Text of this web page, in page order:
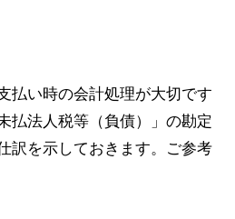
払い時の会計処理が大切です
払法人税等（負債）」の勘定
訳を示しておきます。ご参考